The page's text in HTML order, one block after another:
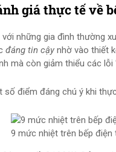
giá thực tế về
những gia đình thường
đáng tin cậy nhờ vào thiết
mà còn giảm thiểu các lỗi
số điểm đáng chú ý khi
9 mức nhiệt trên bếp